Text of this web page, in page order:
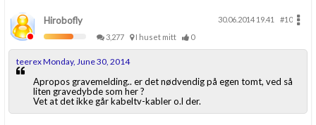
Hirobofly 30.06.2014 19.41
#10
3,277
I huset mitt 0
teerex Monday, June 30, 2014
Apropos gravemelding.. er det nødvendig på egen tomt, ved så
liten gravedybde som her ?
Vet at det ikke går kabeltv-kabler o.l der.